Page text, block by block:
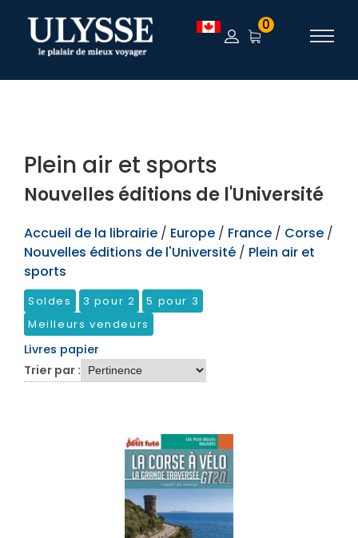
TEST 0
Plein air et sports
Nouvelles éditions de l'Université
Accueil de la librairie / Europe / France / Corse /
Nouvelles éditions de l'Université / Plein air et
sports
Soldes 3 pour 2
5 pour 3
Meilleurs vendeurs
Livres papier
Trier par :